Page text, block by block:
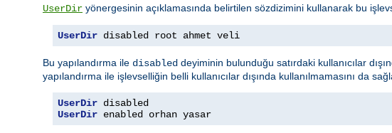
UserDir yönergesinin açıklamasında belirtilen sözdizimini kullanarak bu
UserDir disabled root ahmet veli
Bu yapılandırma ile disabled deyiminin bulunduğu satırdaki kullanıcılar
yapılandırma ile işlevselliğin belli kullanıcılar dışında kullanılmamasını da
UserDir
UserDir enabled orhan yasar